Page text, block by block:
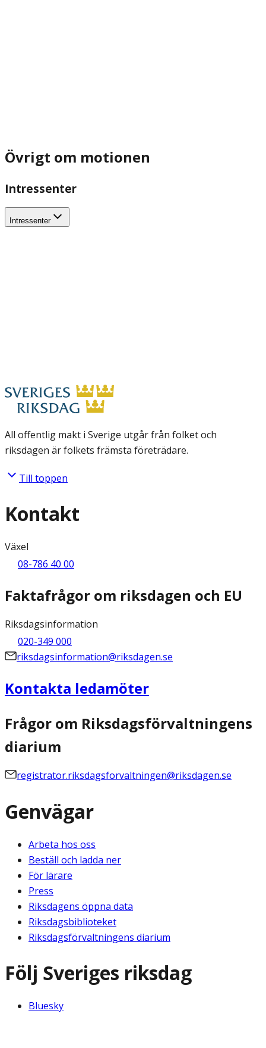
Övrigt om motionen
Intressenter
Intressenter
All offentlig makt i Sverige utgår från folket och
riksdagen är folkets främsta företrädare.
Till toppen
Kontakt
Växel
08-786 40 00
Faktafrågor om riksdagen och EU
Riksdagsinformation
020-349 000
riksdagsinformation@riksdagen.se
Kontakta ledamöter
Frågor om Riksdagsförvaltningens
diarium
registrator.riksdagsforvaltningen@riksdagen.se
Genvägar
Arbeta hos oss
Beställ och ladda ner
För lärare
Press
Riksdagens öppna data
Riksdagsbiblioteket
Riksdagsförvaltningens diarium
Följ Sveriges riksdag
Bluesky